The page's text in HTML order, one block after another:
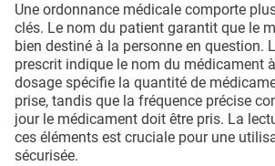
Une ordonnance médicale comporte
clés. Le nom du patient garantit que le
bien destiné à la personne en question.
prescrit indique le nom du médicament
dosage spécifie la quantité de
prise, tandis que la fréquence précise
jour le médicament doit être pris. La
ces éléments est cruciale pour une
sécurisée.